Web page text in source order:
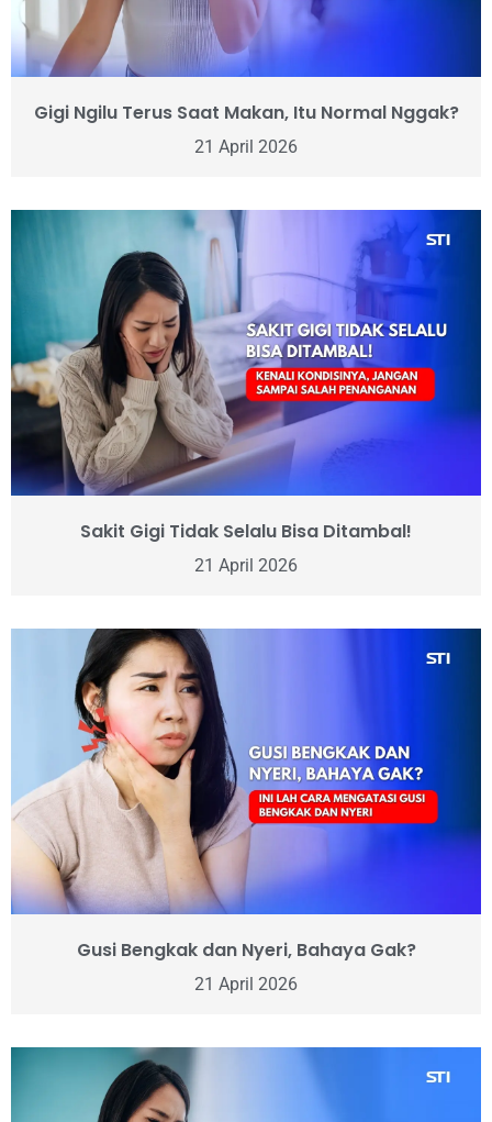
Gigi Ngilu Terus Saat Makan, Itu Normal Nggak?
21 April 2026
Sakit Gigi Tidak Selalu Bisa Ditambal!
21 April 2026
Gusi Bengkak dan Nyeri, Bahaya Gak?
21 April 2026